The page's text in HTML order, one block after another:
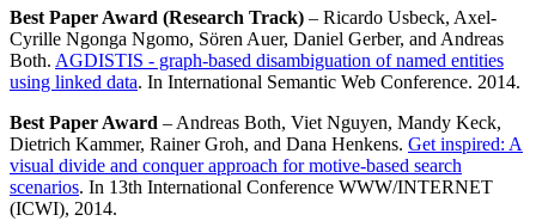
Best Paper Award (Research Track) – Ricardo Usbeck, Axel-
Cyrille Ngonga Ngomo, Sören Auer, Daniel Gerber, and Andreas
Both. AGDISTIS - graph-based disambiguation of named entities
using linked data. In International Semantic Web Conference. 2014.
Best Paper Award – Andreas Both, Viet Nguyen, Mandy Keck,
Dietrich Kammer, Rainer Groh, and Dana Henkens. Get inspired: A
visual divide and conquer approach for motive-based search
scenarios. In 13th International Conference WWW/INTERNET
(ICWI), 2014.